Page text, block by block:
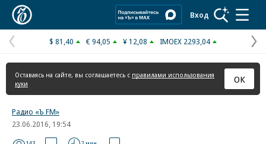
Вход
Предыдущая
страница
$ 81,40 € 94,05 ¥ 12,08 IMOEX 2293,04
Оставаясь на сайте, вы соглашаетесь с правилами использования
куки
ОК
Радио «Ъ FM»
23.06.2016, 19:54